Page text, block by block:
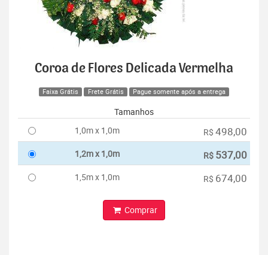
Coroa de Flores Delicada Vermelha
Faixa Grátis Frete Grátis Pague somente após a entrega
Tamanhos
1,0m x 1,0m
R$ 498,00
1,2m x 1,0m R$ 537,00
1,5m x 1,0m R$ 674,00
Comprar